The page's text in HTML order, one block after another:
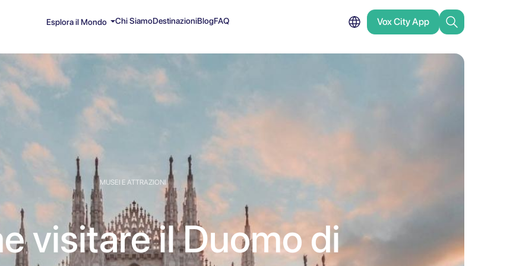
Esplora il Mondo Chi SiamoDestinazioniBlogFAQ Vox City App
MUSEI E ATTRAZIONI
visitare il Duomo di